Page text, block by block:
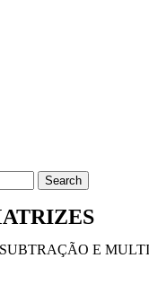
Search
E